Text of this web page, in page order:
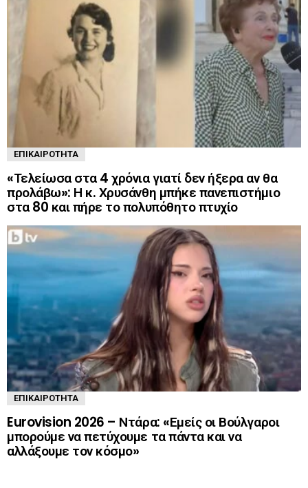
ΕΠΙΚΑΙΡΌΤΗΤΑ
«Τελείωσα στα 4 χρόνια γιατί δεν ήξερα αν θα
προλάβω»: Η κ. Χρυσάνθη μπήκε πανεπιστήμιο
στα 80 και πήρε το πολυπόθητο πτυχίο
ΕΠΙΚΑΙΡΌΤΗΤΑ
Eurovision 2026 – Ντάρα: «Εμείς οι Βούλγαροι
μπορούμε να πετύχουμε τα πάντα και να
αλλάξουμε τον κόσμο»